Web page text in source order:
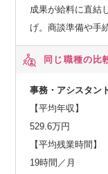
成果が給料に直結
げ。商談準備や手
同じ職種の比
事務・アシスタン
【平均年収】
529.6万円
【平均残業時間】
19時間／月